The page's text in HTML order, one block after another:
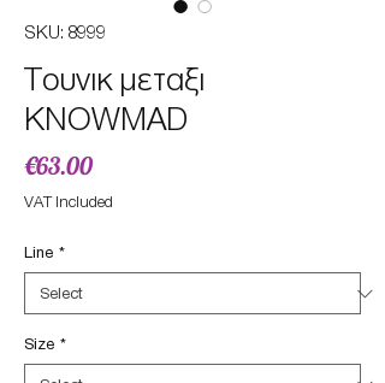
SKU: 8999
Τουνικ μεταξι
KNOWMAD
€63.00Price
VAT Included
Line *
Size *